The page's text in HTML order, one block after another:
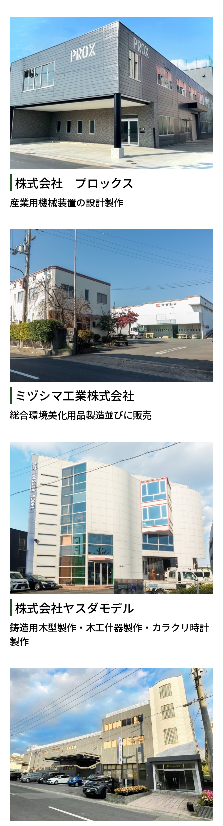
株式会社 プロックス
産業用機械装置の設計製作
ミヅシマ工業株式会社
総合環境美化用品製造並びに販売
株式会社ヤスダモデル
鋳造用木型製作・木工什器製作・カラクリ時計
製作